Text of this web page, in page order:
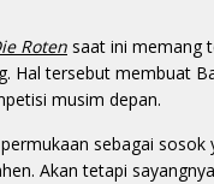
Roten saat ini memang
Hal tersebut membuat
musim depan.
sebagai sosok
Akan tetapi